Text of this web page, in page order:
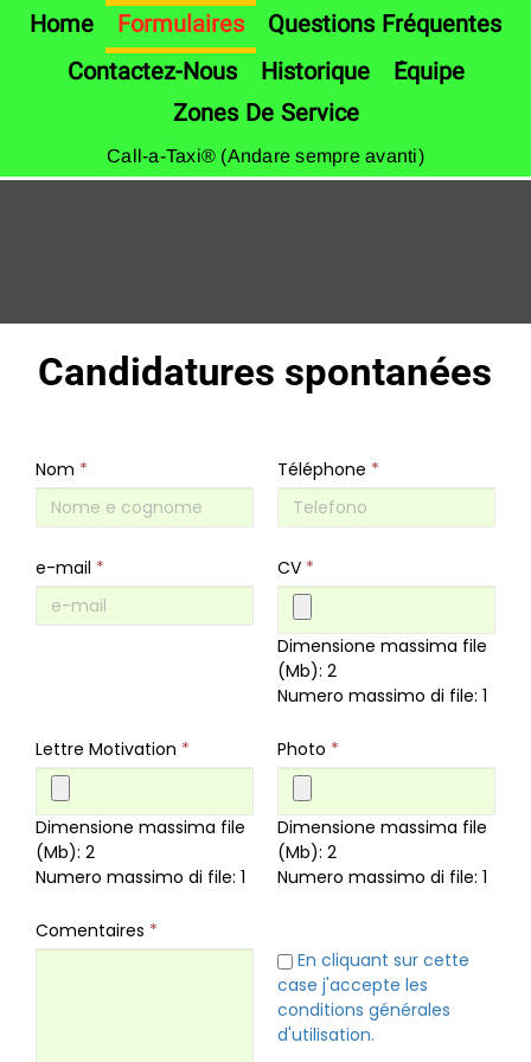
Candidatures spontanées
Nom * Téléphone *
e-mail * CV *
Dimensione massima file
(Mb): 2
Numero massimo di file: 1
Lettre Motivation *
Dimensione massima file
(Mb): 2
Numero massimo di file: 1
Photo *
Dimensione massima file
(Mb): 2
Numero massimo di file: 1
Comentaires *
En cliquant sur cette
case j'accepte les
conditions générales
d'utilisation.
Home Formulaires
Questions Fréquentes
Contactez-Nous
Historique
Équipe
Zones De Service
Call-a-Taxi® (Andare sempre avanti)